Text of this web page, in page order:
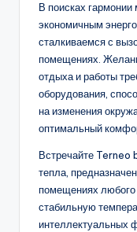
В поисках
экономичным
сталкиваемся с
помещениях.
отдыха и работы
оборудования,
на изменения
оптимальный
Встречайте Terneo
тепла,
помещениях любого
стабильную
интеллектуальных